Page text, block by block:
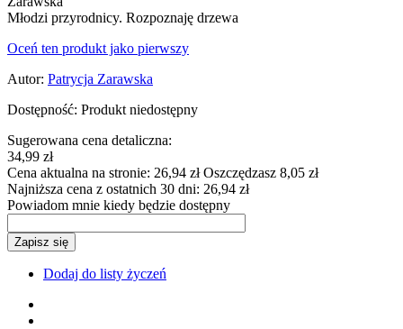
Młodzi przyrodnicy. Rozpoznaję drzewa
Oceń ten produkt jako pierwszy
Autor: Patrycja Zarawska
Dostępność: Produkt niedostępny
Sugerowana cena detaliczna:
34,99 zł
Cena aktualna na stronie: 26,94 złOszczędzasz 8,05 zł
Najniższa cena z ostatnich 30 dni: 26,94 zł
Powiadom mnie kiedy będzie dostępny
Zapisz się
Dodaj do listy życzeń